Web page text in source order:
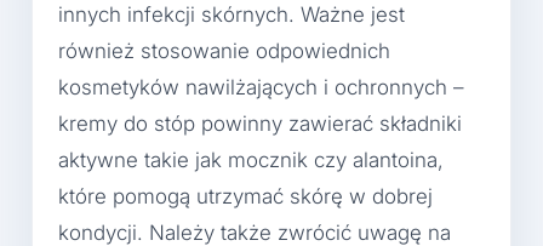
innych infekcji skórnych. Ważne jest
również stosowanie odpowiednich
kosmetyków nawilżających i ochronnych –
kremy do stóp powinny zawierać składniki
aktywne takie jak mocznik czy alantoina,
które pomogą utrzymać skórę w dobrej
kondycji. Należy także zwrócić uwagę na